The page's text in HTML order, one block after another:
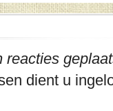
reacties
dient u